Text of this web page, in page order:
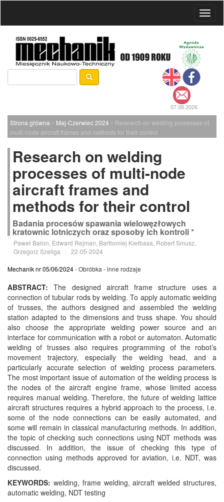
07.08.2026
Strona główna › Maj-Czerwiec 2024 › Research on welding processes of
multi-node aircraft frames and methods for their control
Research on welding
processes of multi-node
aircraft frames and
methods for their control
Badania procesów spawania wielowęzłowych
kratownic lotniczych oraz sposoby ich kontroli *
Paweł Bałon, Edward Rejman, Bartłomiej Kiełbasa, Robert Smusz,
Grzegorz Szeliga | 22-05-2024
Mechanik nr 05/06/2024- Obróbka - inne rodzaje
ABSTRACT:The designed aircraft frame structure uses a
connection of tubular rods by welding. To apply automatic welding
of trusses, the authors designed and assembled the welding
station adapted to the dimensions and truss shape. You should
also choose the appropriate welding power source and an
interface for communication with a robot or automaton. Automatic
welding of trusses also requires programming of the robot’s
movement trajectory, especially the welding head, and a
particularly accurate selection of welding process parameters.
The most important issue of automation of the welding process is
the nodes of the aircraft engine frame, whose limited access
requires manual welding. Therefore, the future of welding lattice
aircraft structures requires a hybrid approach to the process, i.e.
some of the node connections can be easily automated, and
some will remain in classical manufacturing methods. In addition,
the topic of checking such connections using NDT methods was
discussed. In addition, the issue of checking this type of
connection using methods approved for aviation, i.e. NDT, was
discussed.
KEYWORDS: welding, frame welding, aircraft welded structures,
automatic welding, NDT testing